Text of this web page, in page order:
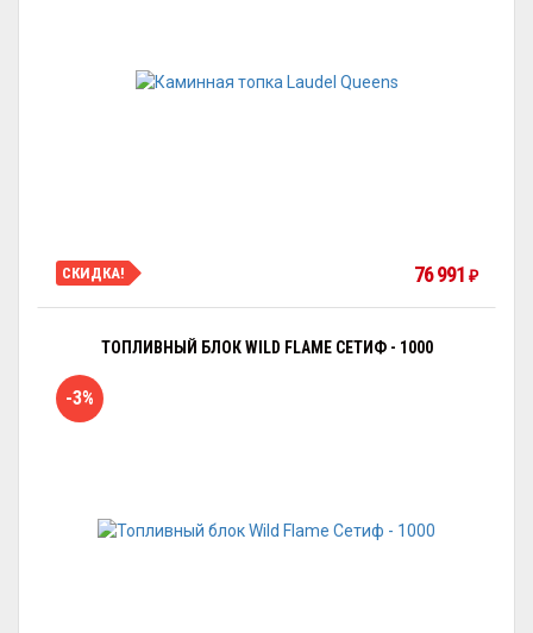
СКИДКА! 76 991 ₽
ТОПЛИВНЫЙ БЛОК WILD FLAME СЕТИФ - 1000
-3%